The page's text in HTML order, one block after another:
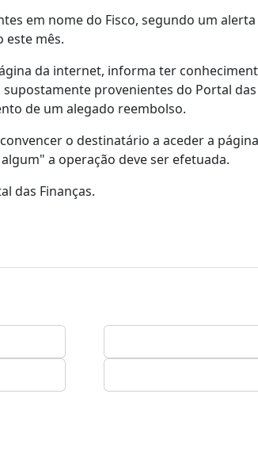
em nome do Fisco, segundo um
este mês.
da internet, informa ter
provenientes do Portal das
de um alegado reembolso.
o destinatário a aceder a
a operação deve ser efetuada.
das Finanças.